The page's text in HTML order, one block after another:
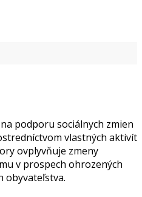
na podporu sociálnych zmien
vlastných aktivít
ovplyvňuje zmeny
v prospech ohrozených
obyvateľstva.